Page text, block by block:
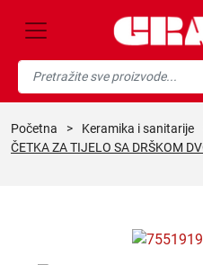
početna > keramika i sanitarije
ČETKA ZA TIJELO SA DRŠKOM